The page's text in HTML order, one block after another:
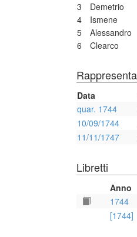
3
Demetrio
4
Ismene
5
Alessandro
6
Clearco
Data
quar. 1744
10/09/1744
11/11/1747
Libretti
Anno
1744
[1744]